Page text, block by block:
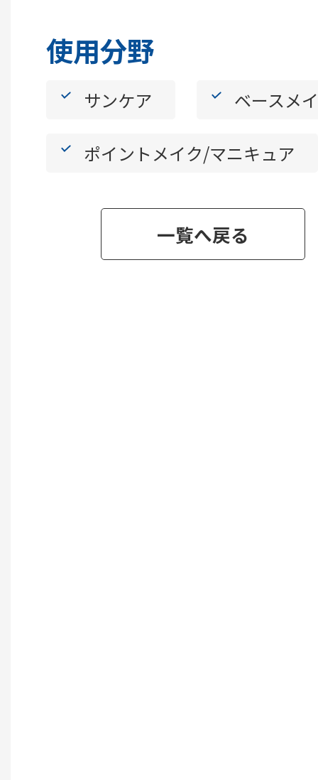
使用分野
サンケア ベースメ
ポイントメイク/マニキュア
一覧へ戻る